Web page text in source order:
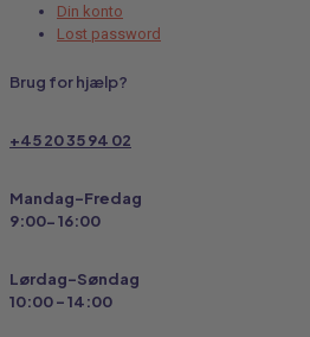
Din konto
Lost password
Brug for hjælp?
+45 20 35 94 02
Mandag-Fredag
9:00- 16:00
Lørdag-Søndag
10:00 - 14:00